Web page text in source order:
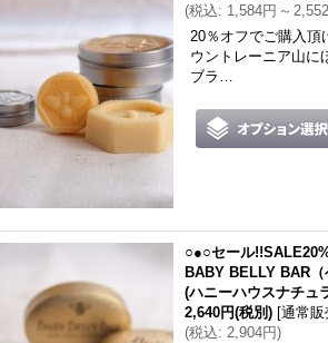
(税込: 1,584円 ～
20％オフでご購入
ウントレーニア山に
ブラ…
○●○セール
BABY BELLY BAR（
(ハニーハウスナチュ
2,640円(税別) [通常販
(税込: 2,904円)